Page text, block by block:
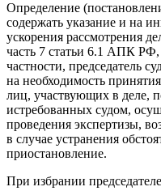
Определение
содержать указание и на
ускорения рассмотрения
часть 7 статьи 6.1 АПК
частности, председатель
на необходимость
лиц, участвующих в деле,
истребованных судом,
проведения экспертизы,
в случае устранения
приостановление.
При избрании